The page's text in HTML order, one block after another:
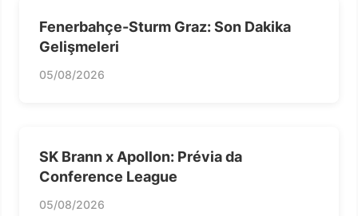
Fenerbahçe-Sturm Graz: Son Dakika
Gelişmeleri
05/08/2026
SK Brann x Apollon: Prévia da
Conference League
05/08/2026